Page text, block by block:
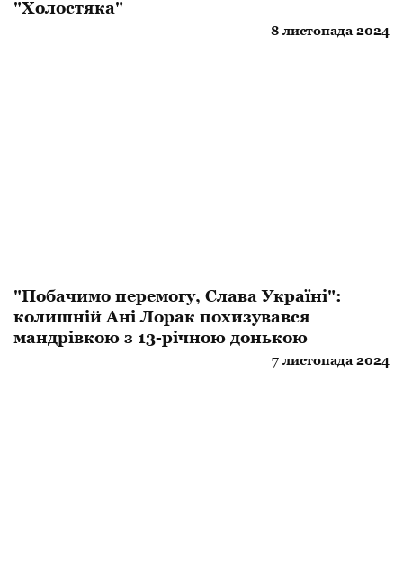
"Холостяка"
8 листопада 2024
"Побачимо перемогу, Слава Україні":
колишній Ані Лорак похизувався
мандрівкою з 13-річною донькою
7 листопада 2024